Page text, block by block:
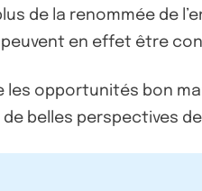
de la renommée de
peuvent en effet être
les opportunités bon
belles perspectives